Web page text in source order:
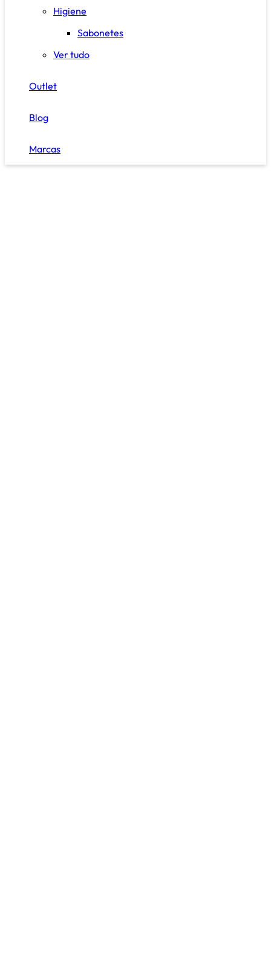
Higiene
Sabonetes
Ver tudo
Outlet
Blog
Marcas